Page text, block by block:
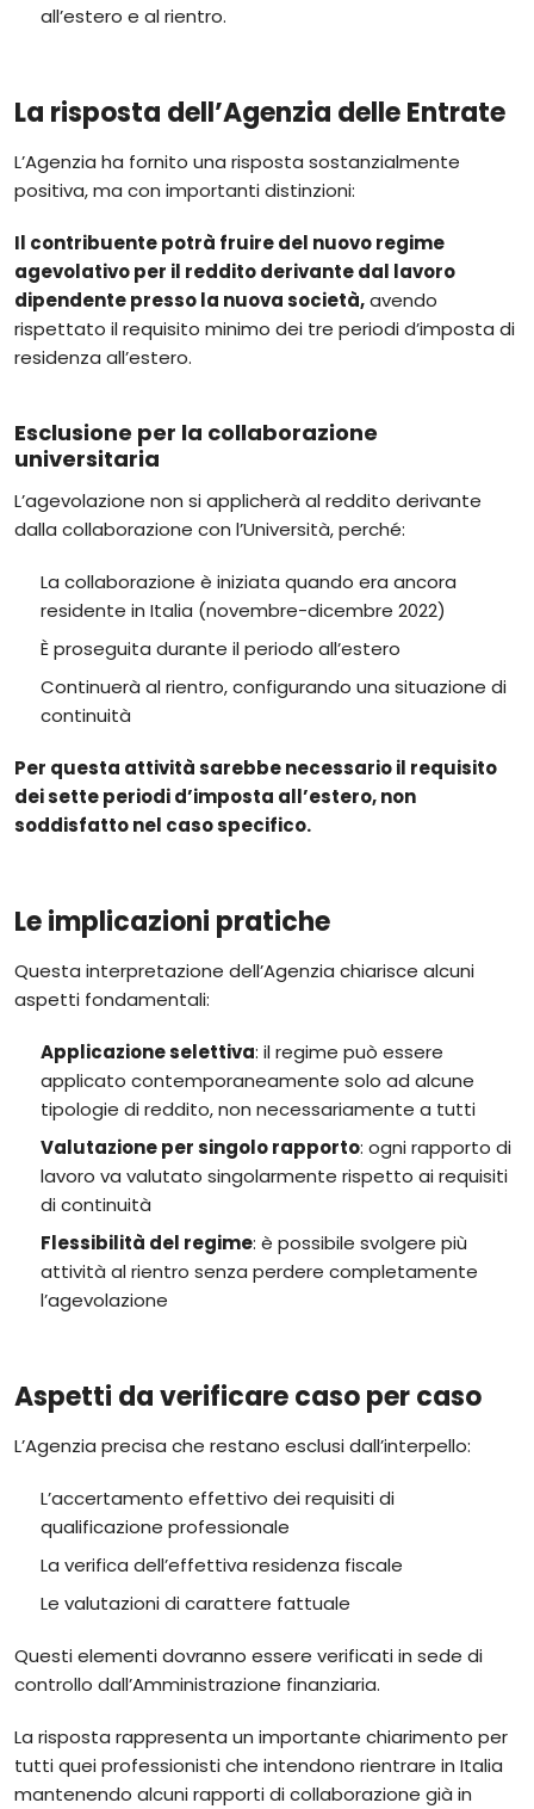
all’estero e al rientro.
La risposta dell’Agenzia delle Entrate
L’Agenzia ha fornito una risposta sostanzialmente
positiva, ma con importanti distinzioni:
Il contribuente potrà fruire del nuovo regime
agevolativo per il reddito derivante dal lavoro
dipendente presso la nuova società,avendo
rispettato il requisito minimo dei tre periodi d’imposta di
residenza all’estero.
Esclusione per la collaborazione
universitaria
L’agevolazione non si applicherà al reddito derivante
dalla collaborazione con l’Università, perché:
La collaborazione è iniziata quando era ancora
residente in Italia (novembre-dicembre 2022)
È proseguita durante il periodo all’estero
Continuerà al rientro, configurando una situazione di
continuità
Per questa attività sarebbe necessario il requisito
dei sette periodi d’imposta all’estero, non
soddisfatto nel caso specifico.
Le implicazioni pratiche
Questa interpretazione dell’Agenzia chiarisce alcuni
aspetti fondamentali:
Applicazione selettiva: il regime può essere
applicato contemporaneamente solo ad alcune
tipologie di reddito, non necessariamente a tutti
Valutazione per singolo rapporto: ogni rapporto di
lavoro va valutato singolarmente rispetto ai requisiti
di continuità
Flessibilità del regime: è possibile svolgere più
attività al rientro senza perdere completamente
l’agevolazione
Aspetti da verificare caso per caso
L’Agenzia precisa che restano esclusi dall’interpello:
L’accertamento effettivo dei requisiti di
qualificazione professionale
La verifica dell’effettiva residenza fiscale
Le valutazioni di carattere fattuale
Questi elementi dovranno essere verificati in sede di
controllo dall’Amministrazione finanziaria.
La risposta rappresenta un importante chiarimento per
tutti quei professionisti che intendono rientrare in Italia
mantenendo alcuni rapporti di collaborazione già in